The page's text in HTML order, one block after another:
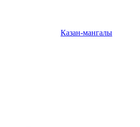
Казан-мангалы